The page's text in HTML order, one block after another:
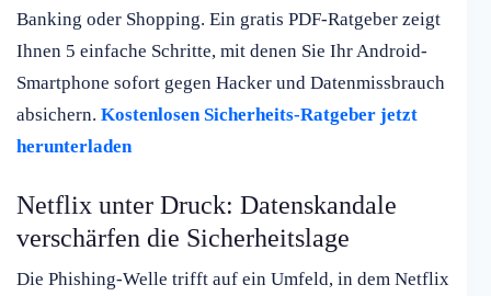
Banking oder Shopping. Ein gratis PDF-Ratgeber zeigt
Ihnen 5 einfache Schritte, mit denen Sie Ihr Android-
Smartphone sofort gegen Hacker und Datenmissbrauch
absichern. Kostenlosen Sicherheits-Ratgeber jetzt
herunterladen
Netflix unter Druck: Datenskandale
verschärfen die Sicherheitslage
Die Phishing-Welle trifft auf ein Umfeld, in dem Netflix